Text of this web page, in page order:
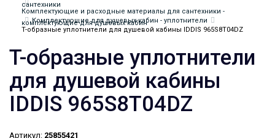
сантехники
Комплектующие и расходные материалы для сантехники -
комплектующие для душевых кабин
Комплектующие для душевых кабин - уплотнители
T-образные уплотнители для душевой кабины IDDIS 965S8T04DZ
T-образные уплотнители
для душевой кабины
IDDIS 965S8T04DZ
Артикул: 25855421